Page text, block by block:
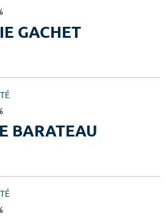
GACHET
BARATEAU